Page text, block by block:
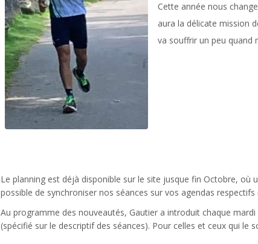
Cette année nous
aura la délicate mission
va souffrir un peu quand
Le planning est déjà disponible sur le site jusque fin Octobre, où
possible de synchroniser nos séances sur vos agendas
Au programme des nouveautés, Gautier a introduit chaque
(spécifié sur le descriptif des séances). Pour celles et ceux qui le